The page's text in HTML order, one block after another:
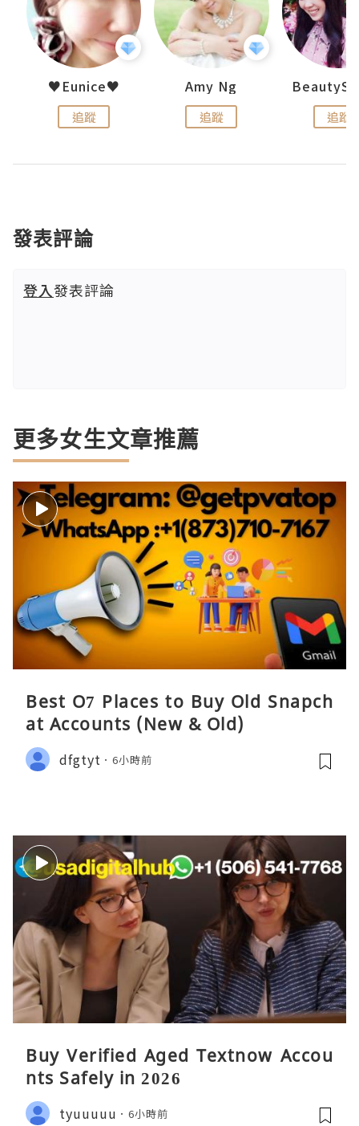
♥Eunice♥
追蹤
Amy Ng
追蹤 追蹤
發表評論
登入發表評論
更多女生文章推薦
Best O7 Places to Buy Old Snapch
at Accounts (New & Old)
dfgtyt 6小時前
Buy Verified Aged Textnow Accou
nts Safely in 2026
tyuuuuu 6小時前